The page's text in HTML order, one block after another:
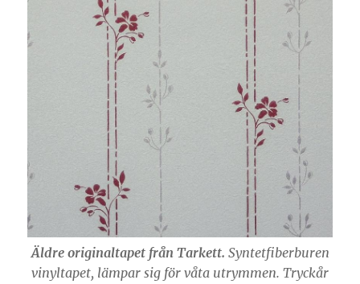
Äldre originaltapet från Tarkett. Syntetfiberburen
vinyltapet, lämpar sig för våta utrymmen. Tryckår